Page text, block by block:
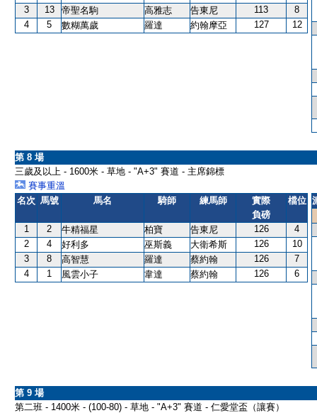
3
13 帝聖名駒 高雅志 告東尼 113
8
4
5 數糊萬歲 羅達 約翰摩亞 127 12
第 8 場
三歲及以上 - 1600米 - 草地 - "A+3" 賽道 - 主席錦標
賽事重溫
名次 馬號 馬名 騎師 練馬師
實際
負磅
檔位
1 2 牛精福星 柏寶 告東尼 126
4
2
4 好利多 巫斯義 大衛希斯 126
10
3
8 高智慧 羅達 蔡約翰 126
7
4
1 風雲小子 韋達 蔡約翰 126 6
第 9 場
第二班 - 1400米 - (100-80) - 草地 - "A+3" 賽道 - 仁愛堂盃（讓賽）